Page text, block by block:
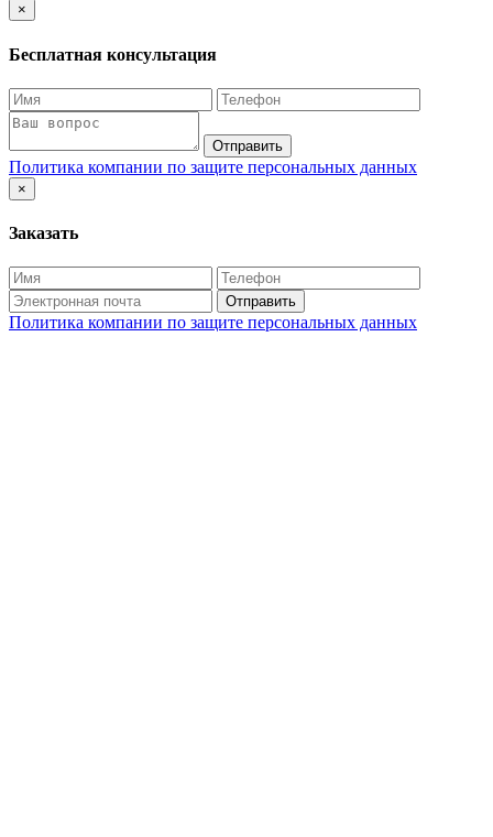
×
Бесплатная консультация
Отправить
Политика компании по защите персональных данных
×
Заказать
Отправить
Политика компании по защите персональных данных